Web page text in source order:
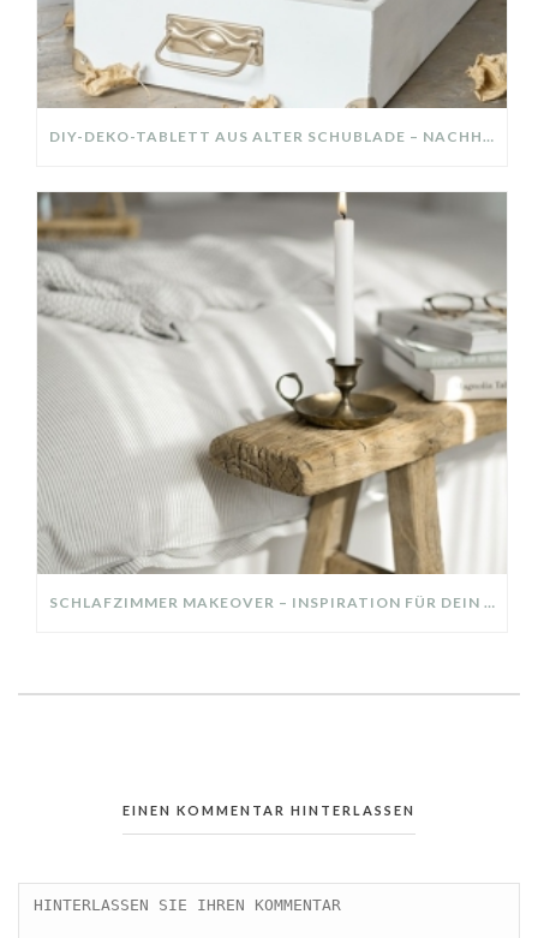
DIY-DEKO-TABLETT AUS ALTER SCHUBLADE – NACHHALTIGE HERBSTDEKO SELBER MACHEN!
SCHLAFZIMMER MAKEOVER – INSPIRATION FÜR DEIN SCHLAFZIMMER: AUS ALT MACH NEU – HELL, GEMÜTLICH UND EINLADEND
EINEN KOMMENTAR HINTERLASSEN